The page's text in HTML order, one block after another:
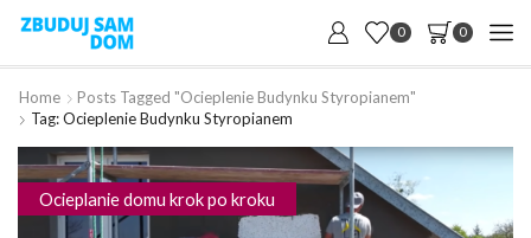
0 0
Home
Posts Tagged "Ocieplenie Budynku Styropianem"
Tag: Ocieplenie Budynku Styropianem
Ocieplanie domu krok po kroku